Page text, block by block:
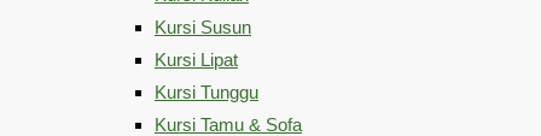
Kursi Susun
Kursi Lipat
Kursi Tunggu
Kursi Tamu & Sofa